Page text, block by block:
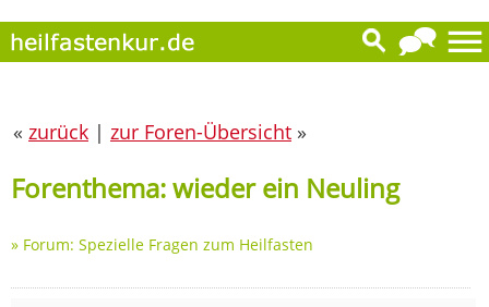
« zurück | zur Foren-Übersicht »
Forenthema: wieder ein Neuling
» Forum: Spezielle Fragen zum Heilfasten